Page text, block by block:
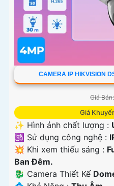
CAMERA IP HIKVISION
Giá
Giá
✨ Hình ảnh chất lượng :
🕉️ Sử dụng công nghệ :
💥 Khi xem thiếu sáng :
Ban Ðêm.
🐉️ Camera Thiết Kế